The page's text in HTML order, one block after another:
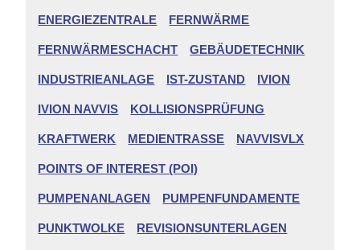
ENERGIEZENTRALE FERNWÄRME
FERNWÄRMESCHACHT GEBÄUDETECHNIK
INDUSTRIEANLAGE IST-ZUSTAND IVION
IVION NAVVIS KOLLISIONSPRÜFUNG
KRAFTWERK MEDIENTRASSE NAVVISVLX
POINTS OF INTEREST (POI)
PUMPENANLAGEN PUMPENFUNDAMENTE
PUNKTWOLKE REVISIONSUNTERLAGEN